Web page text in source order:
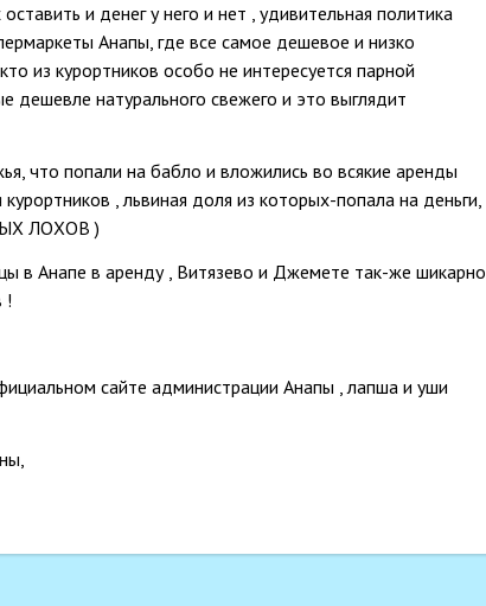
и денег у него и нет , удивительная политика
Анапы, где все самое дешевое и низко
из курортников особо не интересуется парной
дешевле натурального свежего и это выглядит
что попали на бабло и вложились во всякие аренды
, львиная доля из которых-попала на деньги,
ЛОХОВ )
в Анапе в аренду , Витязево и Джемете так-же шикарно
!
сайте администрации Анапы , лапша и уши